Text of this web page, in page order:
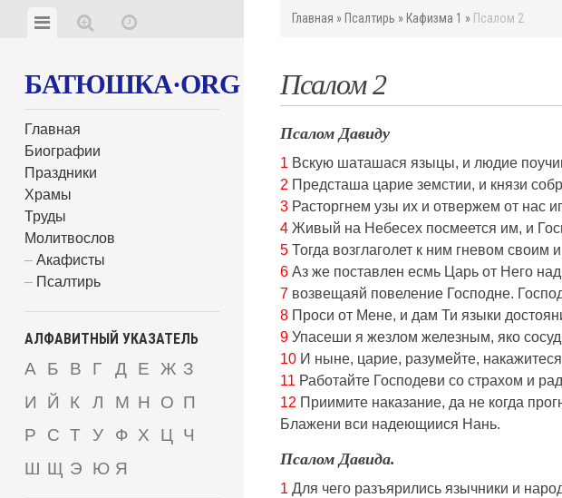
БАТЮШКА·ORG
Главная
Биографии
Праздники
Храмы
Труды
Молитвослов
Акафисты
Псалтирь
АЛФАВИТНЫЙ УКАЗАТЕЛЬ
А Б В Г Д Е Ж З
И
Й К Л М Н О П
Р
С Т У Ф Х Ц
Ч
Ш Щ Э Ю Я
Главная » Псалтирь » Кафизма 1 » Псалом 2
Псалом 2
Псалом Давиду
1 Вскую шаташася языцы, и людие
2 Предсташа царие земстии, и князи
3 Расторгнем узы их и отвержем от нас
4 Живый на Небесех посмеется им, и
5 Тогда возглаголет к ним гневом своим
6 Аз же поставлен есмь Царь от Него
7 возвещаяй повеление Господне.
8 Проси от Мене, и дам Ти языки
9 Упасеши я жезлом железным, яко
10 И ныне, царие, разумейте,
11 Работайте Господеви со страхом и
12 Приимите наказание, да не когда
Блажени вси надеющиися Нань.
Псалом Давида.
1 Для чего разъярились язычники и